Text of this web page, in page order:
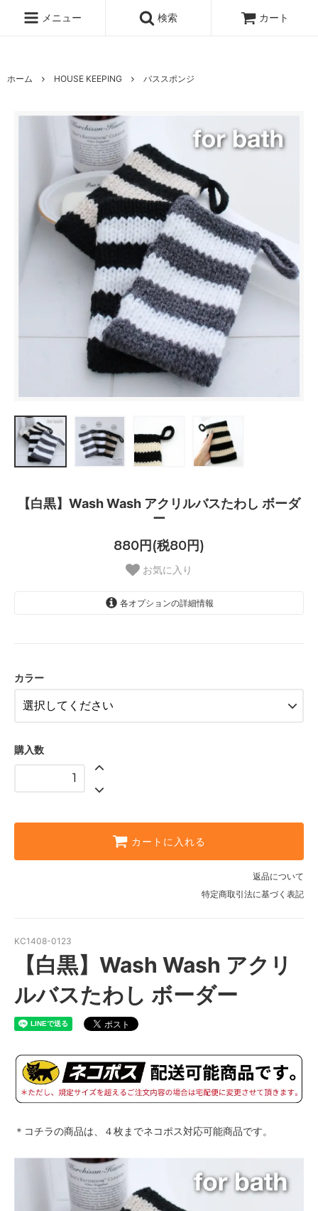
メニュー
検索 カート
ホーム HOUSE KEEPING バススポンジ
【白黒】Wash Wash アクリルバスたわし ボーダ
ー
880円(税80円)
お気に入り
各オプションの詳細情報
カラー
購入数
カートに入れる
返品について
特定商取引法に基づく表記
KC1408-0123
【白黒】Wash Wash アクリ
ルバスたわし ボーダー
＊コチラの商品は、４枚までネコポス対応可能商品です。